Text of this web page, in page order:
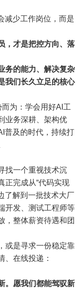
减少工作岗位，而是
，才是把控方向、落
务的能力、解决复杂
我们长久立足的核心
为：学会用好AI工
业务深耕、架构优
普及的时代，持续打
找一个重视技术沉
正完成从“代码实现
了解到一批技术大厂
开发、测试工程师等
，整体薪资待遇和团
或是寻求一份稳定靠
、在线投递：
。愿我们都能驾驭新